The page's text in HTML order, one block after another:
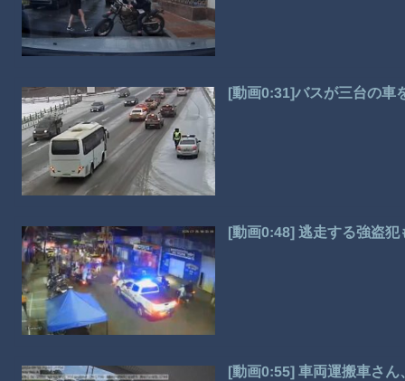
[動画0:31]バスが三台の車
[動画0:48] 逃走する強盗
[動画0:55] 車両運搬車さ